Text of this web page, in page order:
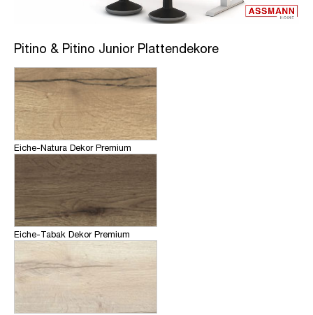
Pitino & Pitino Junior Plattendekore
Eiche-Natura Dekor Premium
Eiche-Tabak Dekor Premium